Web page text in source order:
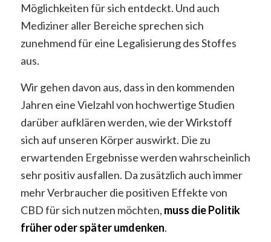
Möglichkeiten für sich entdeckt. Und auch
Mediziner aller Bereiche sprechen sich
zunehmend für eine Legalisierung des Stoffes
aus.
Wir gehen davon aus, dass in den kommenden
Jahren eine Vielzahl von hochwertige Studien
darüber aufklären werden, wie der Wirkstoff
sich auf unseren Körper auswirkt. Die zu
erwartenden Ergebnisse werden wahrscheinlich
sehr positiv ausfallen. Da zusätzlich auch immer
mehr Verbraucher die positiven Effekte von
CBD für sich nutzen möchten, muss die Politik
früher oder später umdenken.